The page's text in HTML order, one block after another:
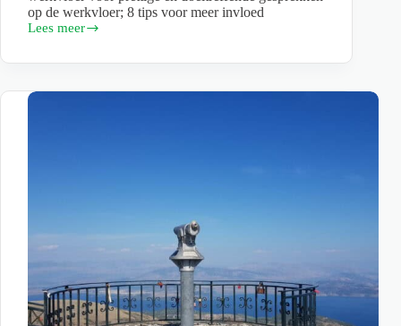
op de werkvloer; 8 tips voor meer invloed
Lees meer
Constructief
op
werkvloer